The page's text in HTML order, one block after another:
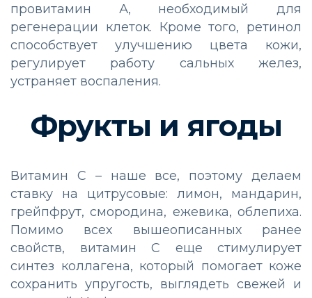
провитамин А, необходимый для
регенерации клеток. Кроме того, ретинол
способствует улучшению цвета кожи,
регулирует работу сальных желез,
устраняет воспаления.
Фрукты и ягоды
Витамин С – наше все, поэтому делаем
ставку на цитрусовые: лимон, мандарин,
грейпфрут, смородина, ежевика, облепиха.
Помимо всех вышеописанных ранее
свойств, витамин С еще стимулирует
синтез коллагена, который помогает коже
сохранить упругость, выглядеть свежей и